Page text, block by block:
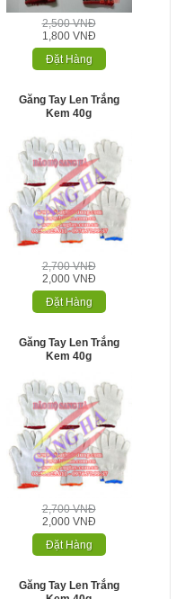
2,500 VNĐ
1,800 VNĐ
Đặt Hàng
Găng Tay Len Trắng
Kem 40g
2,700 VNĐ
2,000 VNĐ
Đặt Hàng
Găng Tay Len Trắng
Kem 40g
2,700 VNĐ
2,000 VNĐ
Đặt Hàng
Găng Tay Len Trắng